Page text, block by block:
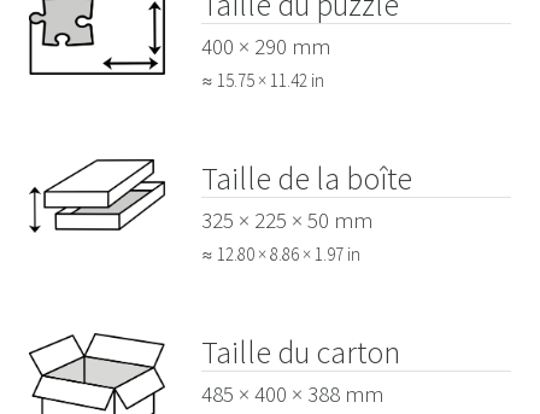
400 × 290 mm
≈ 15.75 × 11.42 in
Taille de la boîte
325 × 225 × 50 mm
≈ 12.80 × 8.86 × 1.97 in
Taille du carton
485 × 400 × 388 mm